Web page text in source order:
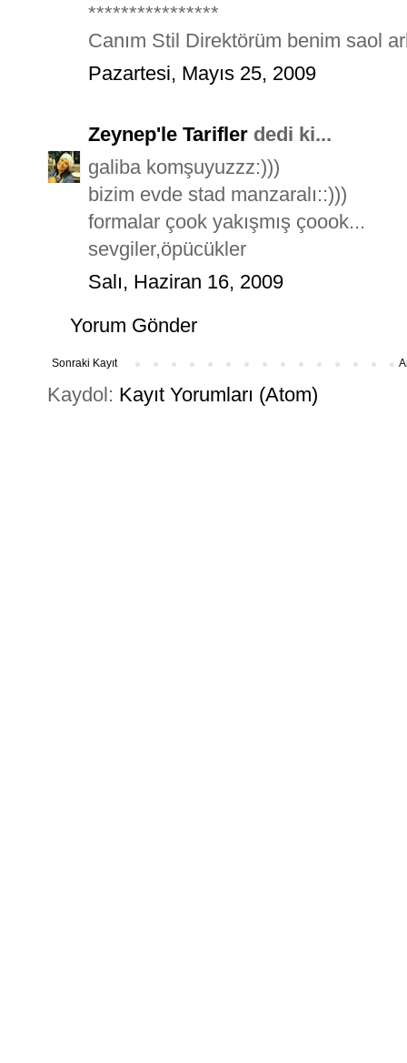
****************
Canım Stil Direktörüm benim saol
Pazartesi, Mayıs 25, 2009
Zeynep'le Tarifler dedi ki...
galiba komşuyuzzz:)))
bizim evde stad manzaralı::)))
formalar çook yakışmış çoook...
sevgiler,öpücükler
Salı, Haziran 16, 2009
Yorum Gönder
Sonraki Kayıt
Kaydol: Kayıt Yorumları (Atom)